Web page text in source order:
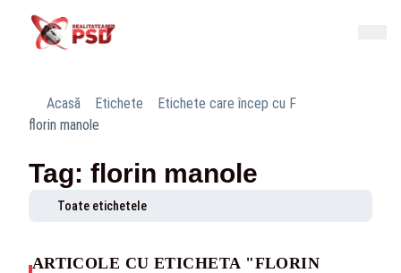
Acasă Etichete
Etichete care încep cu F
florin manole
Tag: florin manole
Toate etichetele
ARTICOLE CU ETICHETA "FLORIN